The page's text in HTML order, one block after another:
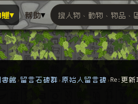
態▾ 幫助▾
搜尋萬物索引
搜人物、動物、物品、
館 留言石碑群 原始人留言碑 Re:更新